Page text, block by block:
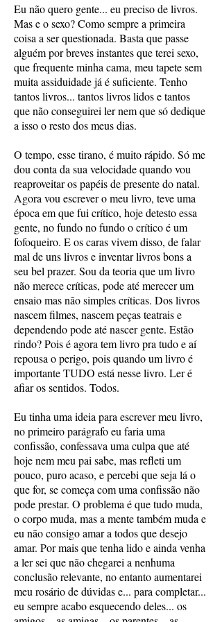
Eu não quero gente... eu preciso de livros.
Mas e o sexo? Como sempre a primeira
coisa a ser questionada. Basta que passe
alguém por breves instantes que terei sexo,
que frequente minha cama, meu tapete sem
muita assiduidade já é suficiente. Tenho
tantos livros... tantos livros lidos e tantos
que não conseguirei ler nem que só dedique
a isso o resto dos meus dias.
O tempo, esse tirano, é muito rápido. Só me
dou conta da sua velocidade quando vou
reaproveitar os papéis de presente do natal.
Agora vou escrever o meu livro, teve uma
época em que fui crítico, hoje detesto essa
gente, no fundo no fundo o crítico é um
fofoqueiro. E os caras vivem disso, de falar
mal de uns livros e inventar livros bons a
seu bel prazer. Sou da teoria que um livro
não merece críticas, pode até merecer um
ensaio mas não simples críticas. Dos livros
nascem filmes, nascem peças teatrais e
dependendo pode até nascer gente. Estão
rindo? Pois é agora tem livro pra tudo e aí
repousa o perigo, pois quando um livro é
importante TUDO está nesse livro. Ler é
afiar os sentidos. Todos.
Eu tinha uma ideia para escrever meu livro,
no primeiro parágrafo eu faria uma
confissão, confessava uma culpa que até
hoje nem meu pai sabe, mas refleti um
pouco, puro acaso, e percebi que seja lá o
que for, se começa com uma confissão não
pode prestar. O problema é que tudo muda,
o corpo muda, mas a mente também muda e
eu não consigo amar a todos que desejo
amar. Por mais que tenha lido e ainda venha
a ler sei que não chegarei a nenhuma
conclusão relevante, no entanto aumentarei
meu rosário de dúvidas e... para completar...
eu sempre acabo esquecendo deles... os